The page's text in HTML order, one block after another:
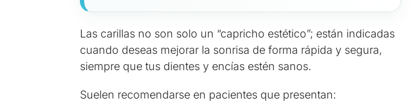
Las carillas no son solo un “capricho estético”; están indicadas
cuando deseas mejorar la sonrisa de forma rápida y segura,
siempre que tus dientes y encías estén sanos.
Suelen recomendarse en pacientes que presentan: